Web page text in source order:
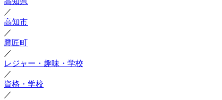
／
高知市
／
鷹匠町
／
レジャー・趣味・学校
／
資格・学校
／